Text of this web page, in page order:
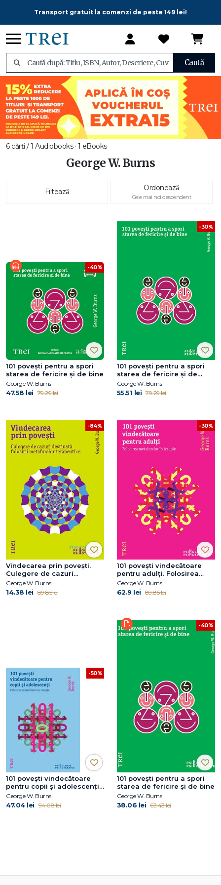
Transport gratuit la comenzi de peste 149 lei!
Caută
6 cărți / 1 Audiobooks · 1 eBooks
George W. Burns
Filtează Ordonează
Cele mai noi descendent
-40%
101 povești pentru a spori
starea de fericire și de bine
George W. Burns
47.58 lei 79.29 lei
-30%
101 povești pentru a spori
starea de fericire și de
bine. Metaforele în
psihoterapia pozitivă
George W. Burns
55.51 lei 79.29 lei
-84%
Vindecarea prin povești.
Culegere de cazuri
destinată folosirii
metaforelor terapeutice
George W. Burns
14.38 lei 89.85 lei
-30%
101 poveşti vindecătoare
pentru adulţi. Folosirea
metaforelor în terapie
George W. Burns
62.9 lei 89.85 lei
-50%
101 poveşti vindecătoare
pentru copii şi adolescenți.
Folosirea metaforelor în
terapie
George W. Burns
47.04 lei 94.08 lei
-40%
101 povești pentru a spori
starea de fericire și de bine
George W. Burns
38.06 lei 63.43 lei